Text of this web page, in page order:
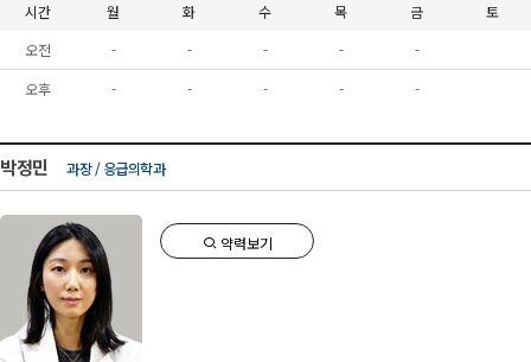
시간 월 화 수 목 금
토
오전
- - - -
-
오후
- - - - -
박정민 과장 / 응급의학과
약력보기